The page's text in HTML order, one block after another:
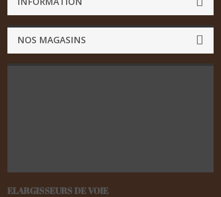
NOS MAGASINS
ELARGISSEURS DE VOIE